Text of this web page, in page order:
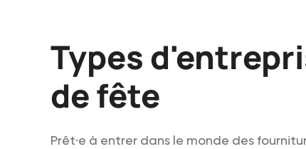
Types
de fête
Prêt·e à entrer dans le monde des